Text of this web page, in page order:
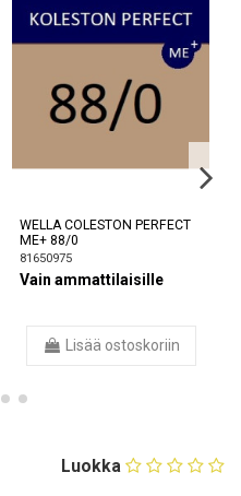
WELLA COLESTON PERFECT
ME+ 88/0
81650975
Vain ammattilaisille
Lisää ostoskoriin
Luokka